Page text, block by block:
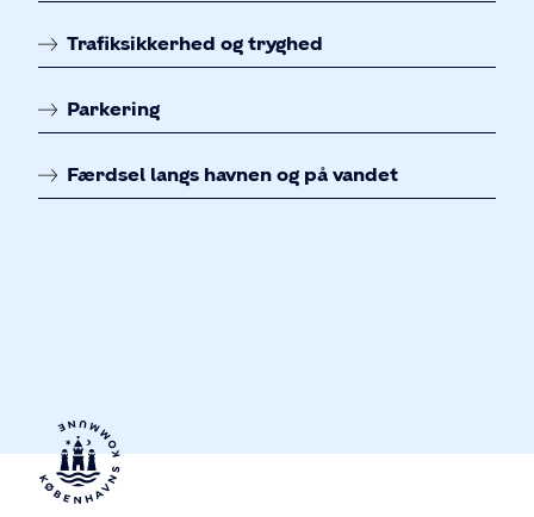
Trafiksikkerhed og tryghed
Parkering
Færdsel langs havnen og på vandet